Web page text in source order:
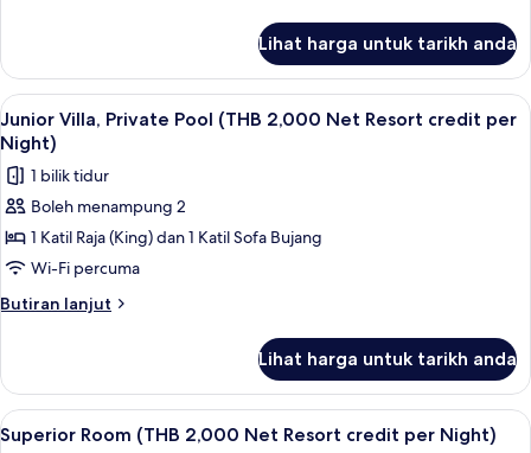
Net
Resort
credit
per
Night)
Villa,
Private
Pool
(THB
1,500
Net
Resort
per
Night)
Lihat harga untuk tarikh anda
Lihat
semua
foto
untuk
Junior
Villa,
Private
Pool
Net
Resort
credit
Bar mini, peti besi dalam bilik, meja,
5
Junior Villa, Private Pool (THB 2,000 Net Resort credit per
Night)
1 bilik tidur
Boleh menampung 2
1 Katil Raja (King) dan 1 Katil Sofa Bujang
Wi-Fi percuma
Butiran lanjut
Butiran
Villa,
Private
Pool
Lihat harga untuk tarikh anda
Lihat
Bar mini, peti besi dalam bilik, meja,
4
Superior Room (THB 2,000 Net Resort credit per Night)